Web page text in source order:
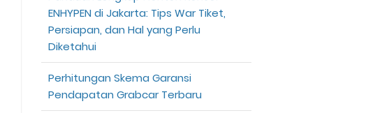
ENHYPEN di Jakarta: Tips War Tiket,
Persiapan, dan Hal yang Perlu
Diketahui
Perhitungan Skema Garansi
Pendapatan Grabcar Terbaru